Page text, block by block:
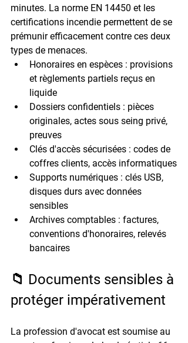
minutes. La norme EN 14450 et les
certifications incendie permettent de se
prémunir efficacement contre ces deux
types de menaces.
Honoraires en espèces : provisions
et règlements partiels reçus en
liquide
Dossiers confidentiels : pièces
originales, actes sous seing privé,
preuves
Clés d'accès sécurisées : codes de
coffres clients, accès informatiques
Supports numériques : clés USB,
disques durs avec données
sensibles
Archives comptables : factures,
conventions d'honoraires, relevés
bancaires
📁 Documents sensibles à
protéger impérativement
La profession d'avocat est soumise au